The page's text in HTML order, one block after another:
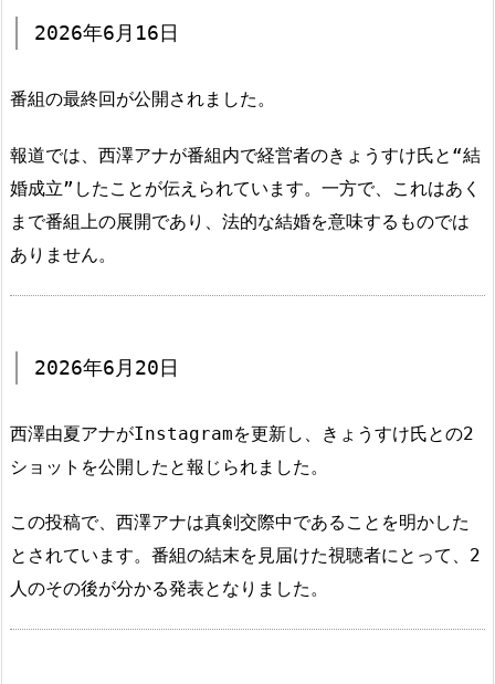
2026年6月16日
番組の最終回が公開されました。
報道では、西澤アナが番組内で経営者のきょうすけ氏と“結
婚成立”したことが伝えられています。一方で、これはあく
まで番組上の展開であり、法的な結婚を意味するものでは
ありません。
2026年6月20日
西澤由夏アナがInstagramを更新し、きょうすけ氏との2
ショットを公開したと報じられました。
この投稿で、西澤アナは真剣交際中であることを明かした
とされています。番組の結末を見届けた視聴者にとって、2
人のその後が分かる発表となりました。